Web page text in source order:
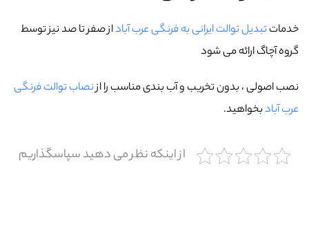
خدماتتبدیل توالت ایرانی به فرنگی عرب‌ آباداز صفر تا صد نیز توسط
گروه آچاگ ارائه می شود
نصب اصولی ، بدون تخریب و آب بندی مناسب را ازنصاب توالت فرنگی
عرب‌ آبادبخواهید.
از اینکه نظر می دهید سپاسگذاریم